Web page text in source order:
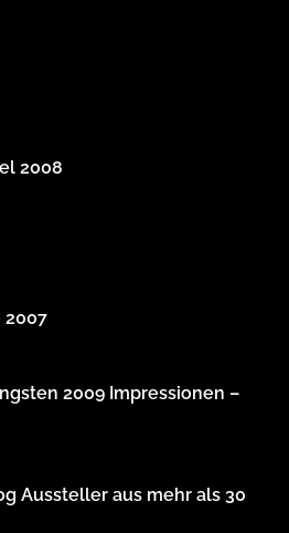
2008
2007
2009 Impressionen –
Aussteller aus mehr als 30